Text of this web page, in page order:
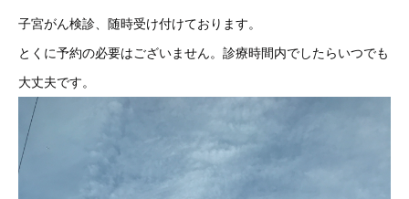
子宮がん検診、随時受け付けております。
とくに予約の必要はございません。診療時間内でしたらいつでも
大丈夫です。